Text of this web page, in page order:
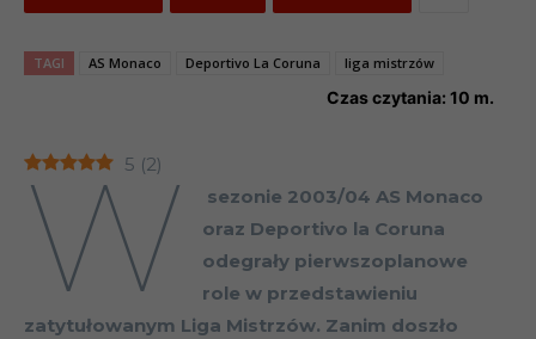
TAGI AS Monaco Deportivo La Coruna liga mistrzów
Czas czytania: 10 m.
5 (2)
W
sezonie 2003/04 AS Monaco
oraz Deportivo la Coruna
odegrały pierwszoplanowe
role w przedstawieniu
zatytułowanym Liga Mistrzów. Zanim doszło